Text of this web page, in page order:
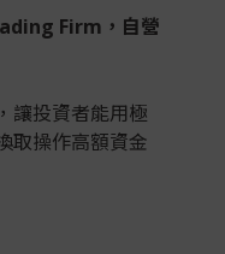
Firm，自營
讓投資者能用極
取操作高額資金